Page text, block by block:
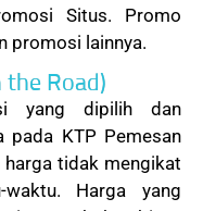
Situs. Promo
promosi lainnya.
the Road)
yang dipilih dan
KTP Pemesan
harga tidak mengikat
Harga yang